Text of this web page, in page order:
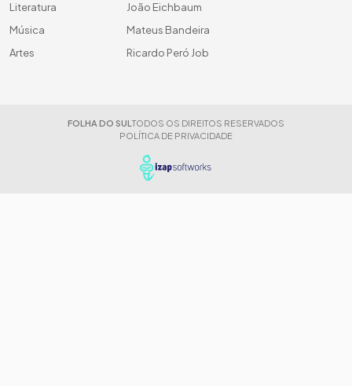
Literatura
Música
Artes
João Eichbaum
Mateus Bandeira
Ricardo Peró Job
FOLHA DO SUL TODOS OS DIREITOS RESERVADOS
POLÍTICA DE PRIVACIDADE